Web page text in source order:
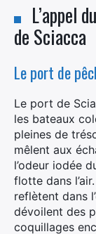
L’appel
de Sciacca
Le port de
Le port de
les bateaux
pleines de
mêlent aux
l’odeur iodée
flotte dans
reflètent dans
dévoilent des
coquillages